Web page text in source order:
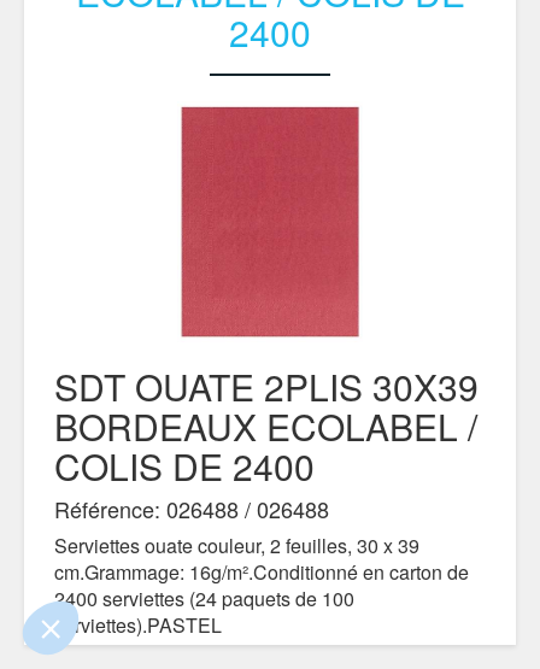
le contenu de ce site vous intéresse
on aimerait bien vous accompagner
certifiés par
Je choisis OK pour moi
2400
SDT OUATE 2PLIS 30X39
BORDEAUX ECOLABEL /
COLIS DE 2400
Référence: 026488 / 026488
Serviettes ouate couleur, 2 feuilles, 30 x 39
cm.Grammage: 16g/m².Conditionné en carton de
2400 serviettes (24 paquets de 100
serviettes).PASTEL